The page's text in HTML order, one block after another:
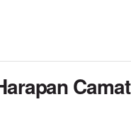
Camat